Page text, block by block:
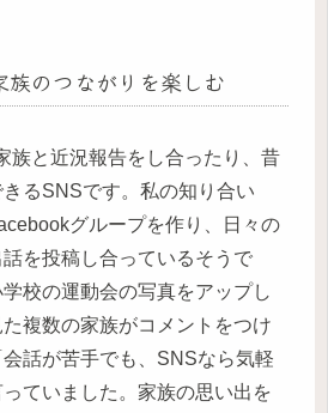
族のつながりを楽しむ
族と近況報告をし合ったり、昔
るSNSです。私の知り合い
グループを作り、日々の
を投稿し合っているそうで
校の運動会の写真をアップし
複数の家族がコメントをつけ
話が苦手でも、SNSなら気軽
ていました。家族の思い出を